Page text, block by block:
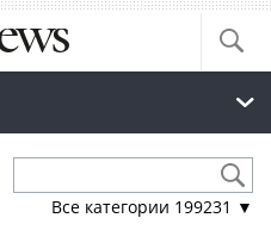
Все категории 199231 ▼